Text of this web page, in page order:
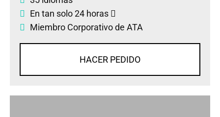
En tan solo 24 horas
Miembro Corporativo de ATA
HACER PEDIDO